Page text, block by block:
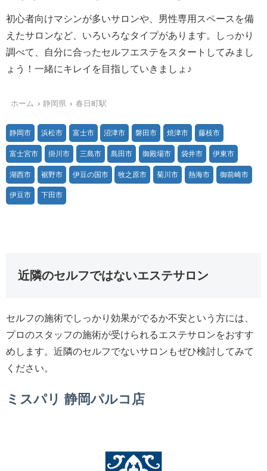
初心者向けマシンが多いサロンや、男性専用スペースを備
えたサロンなど、いろいろなタイプがあります。しっかり
調べて、自分に合ったセルフエステをスタートしてみまし
ょう！一緒にキレイを目指していきましょ♪
ホーム 静岡県 春日町駅
静岡市 浜松市 富士市 沼津市 磐田市 焼津市 藤枝市
富士宮市 掛川市 三島市 島田市 御殿場市 袋井市 伊東市
湖西市 裾野市 伊豆の国市 牧之原市 菊川市 熱海市 御前崎市
伊豆市 下田市
近隣のセルフではないエステサロン
セルフの施術でしっかり効果がでるか不安という方には、
プロのスタッフの施術が受けられるエステサロンをおすす
めします。近隣のセルフでないサロンもぜひ検討してみて
ください。
ミスパリ 静岡パルコ店